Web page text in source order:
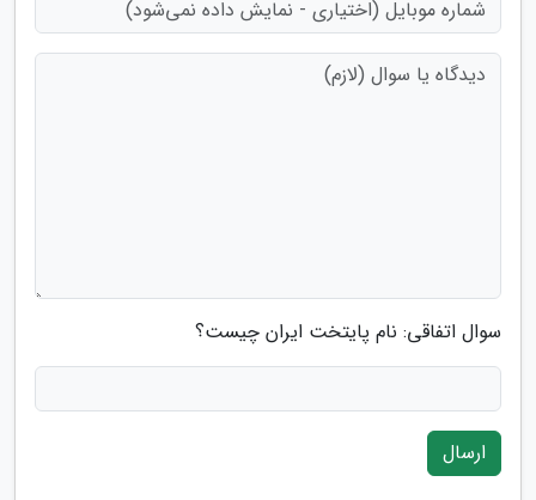
سوال اتفاقی: نام پایتخت ایران چیست؟
ارسال